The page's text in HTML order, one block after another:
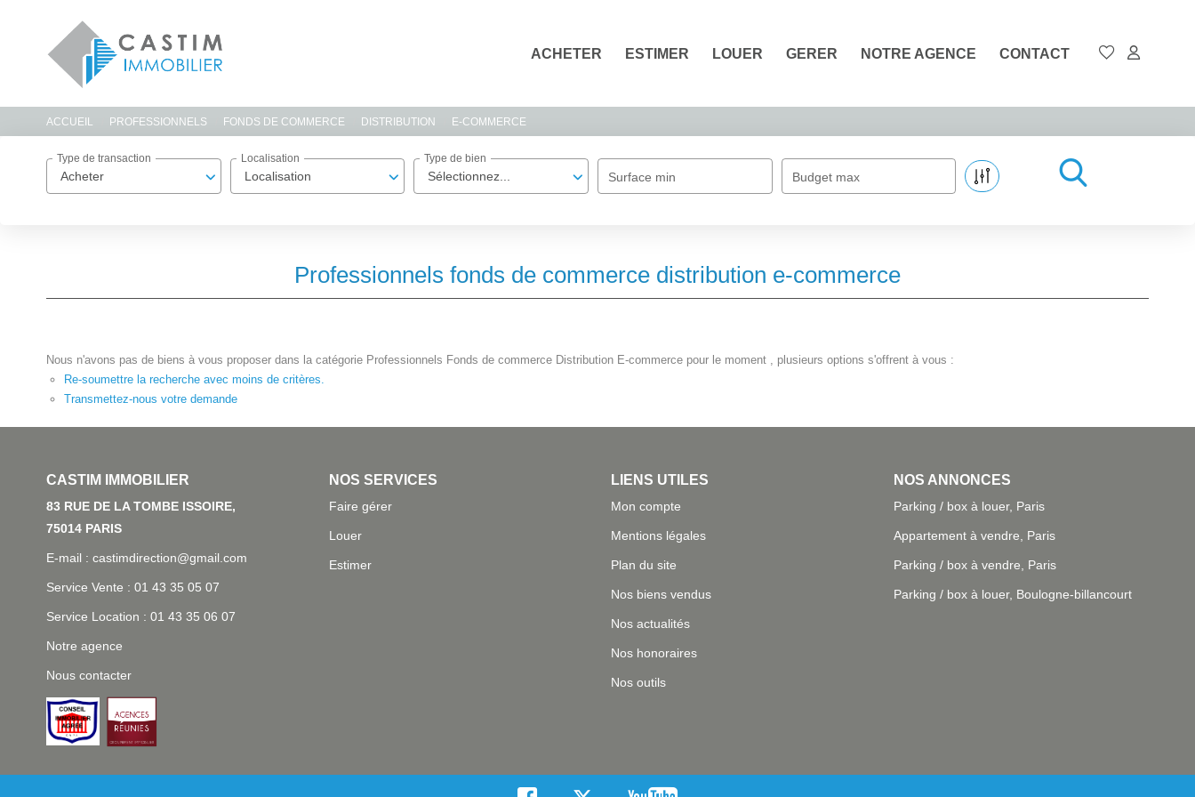
ACHETER ESTIMER LOUER GERER NOTRE AGENCE CONTACT
ACCUEIL PROFESSIONNELS FONDS DE COMMERCE DISTRIBUTION E-COMMERCE
Acheter
Type de transaction
Localisation
Localisation
Sélectionnez...
Type de bien
Surface min Budget max
Professionnels fonds de commerce distribution e-commerce
Nous n'avons pas de biens à vous proposer dans la catégorie Professionnels Fonds de commerce Distribution E-commerce pour le moment , plusieurs options s'offrent à vous :
Re-soumettre la recherche avec moins de critères.
Transmettez-nous votre demande
L'AGENCE
83 RUE DE LA TOMBE ISSOIRE, 75014
PARIS
E-mail : castimdirection@gmail.com
Service Vente : 01 43 35 05 07
Service Location : 01 43 35 06 07
Notre agence
Nous contacter
NOS SERVICES
Faire gérer
Louer
Estimer
LIENS UTILES
Mon compte
Mentions légales
Plan du site
Nos biens vendus
Nos actualités
Nos honoraires
Nos outils
NOS ANNONCES
Parking / box à louer, Paris
Appartement à vendre, Paris
Parking / box à vendre, Paris
Parking / box à louer, Boulogne-billancourt